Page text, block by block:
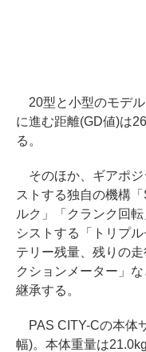
20型と小型のモデル
に進む距離(GD値)は
る。
そのほか、ギアポジ
ストする独自の機構
ルク」「クランク回
シストする「トリプ
テリー残量、残りの
クションメーター」
継承する。
PAS CITY-Cの本体
幅)。本体重量は